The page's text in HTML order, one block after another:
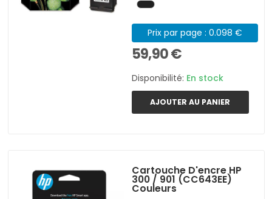
Prix par page : 0.098 €
59,90 €
Disponibilité: En stock
AJOUTER AU PANIER
Cartouche D'encre HP
300 / 901 (CC643EE)
Couleurs